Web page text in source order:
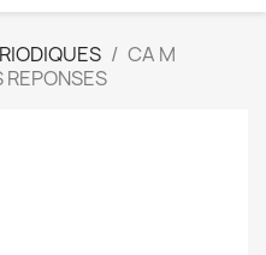
CA M
REPONSES